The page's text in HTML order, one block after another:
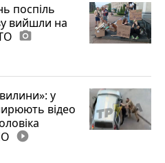
поспіль
вийшли на
photo_camera
у
відео
play_circle_filled